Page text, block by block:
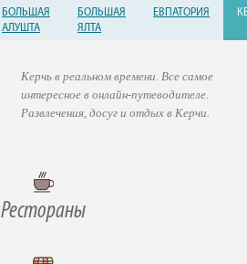
БОЛЬШАЯ
АЛУШТА
БОЛЬШАЯ
ЯЛТА
ЕВПАТОРИЯ
Рестораны
Керчь в реальном времени. Все самое
интересное в онлайн-путеводителе.
Развлечения, досуг и отдых в Керчи.